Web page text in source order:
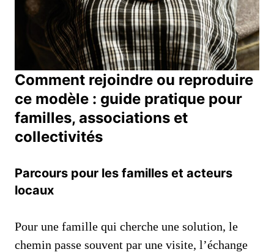
Comment rejoindre ou reproduire
ce modèle : guide pratique pour
familles, associations et
collectivités
Parcours pour les familles et acteurs
locaux
Pour une famille qui cherche une solution, le
chemin passe souvent par une visite, l’échange